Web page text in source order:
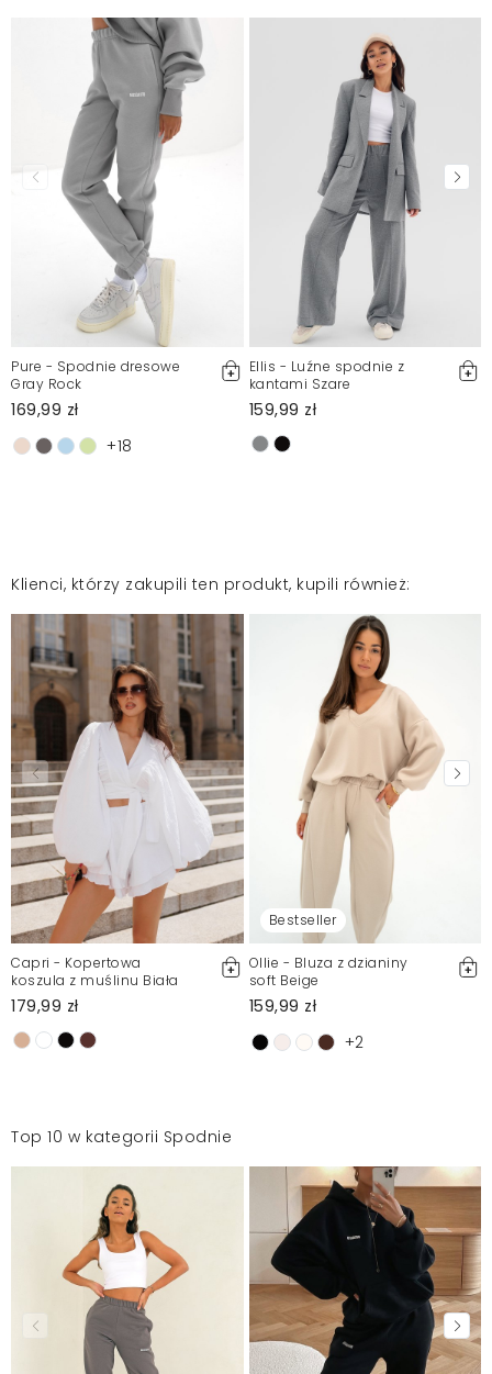
Pure - Spodnie dresowe
Gray Rock
169,99 zł
+18
Ellis - Luźne spodnie z
kantami Szare
159,99 zł
Klienci, którzy zakupili ten produkt, kupili również:
Capri - Kopertowa
koszula z muślinu Biała
179,99 zł
Bestseller
Ollie - Bluza z dzianiny
soft Beige
159,99 zł
+2
Top 10 w kategorii Spodnie